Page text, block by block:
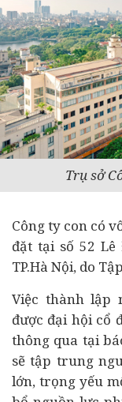
Trụ sở
Công ty con có
đặt tại số 52
TP.Hà Nội, do
Việc thành lập
được đại hội cổ
thông qua tại
sẽ tập trung
lớn, trọng yếu